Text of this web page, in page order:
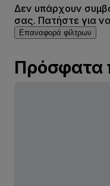
Δεν υπάρχουν
σας. Πατήστε για
Επαναφορά φίλτρων
Πρόσφατα